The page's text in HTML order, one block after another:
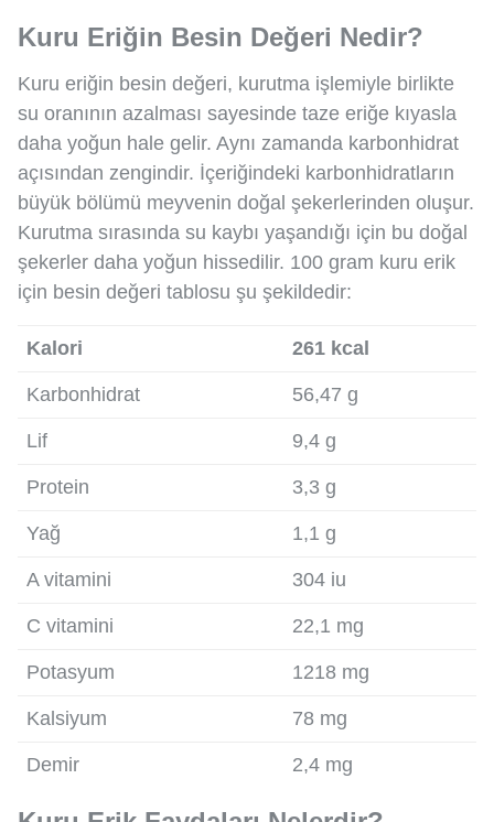
Kuru Eriğin Besin Değeri Nedir?
Kuru eriğin besin değeri, kurutma işlemiyle birlikte
su oranının azalması sayesinde taze eriğe kıyasla
daha yoğun hale gelir. Aynı zamanda karbonhidrat
açısından zengindir. İçeriğindeki karbonhidratların
büyük bölümü meyvenin doğal şekerlerinden oluşur.
Kurutma sırasında su kaybı yaşandığı için bu doğal
şekerler daha yoğun hissedilir. 100 gram kuru erik
için besin değeri tablosu şu şekildedir:
Kalori 261 kcal
Karbonhidrat 56,47 g
Lif 9,4 g
Protein 3,3 g
Yağ 1,1 g
A vitamini 304 iu
C vitamini 22,1 mg
Potasyum 1218 mg
Kalsiyum 78 mg
Demir 2,4 mg